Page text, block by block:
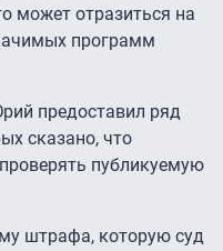
может отразиться на
программ
предоставил ряд
сказано, что
публикуемую
штрафа, которую суд